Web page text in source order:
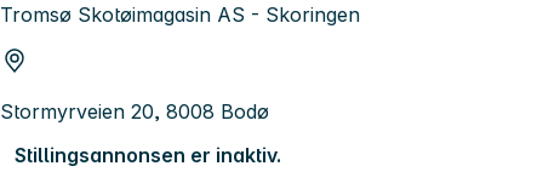
Tromsø Skotøimagasin AS - Skoringen
Stormyrveien 20, 8008 Bodø
Stillingsannonsen er inaktiv.